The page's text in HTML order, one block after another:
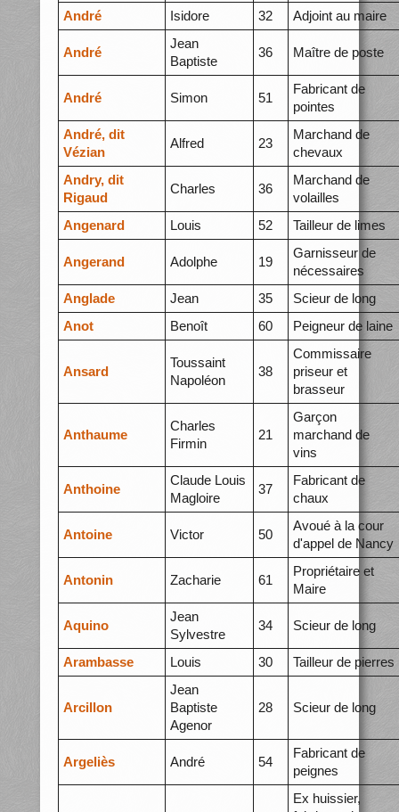
André Isidore 32 Adjoint au maire
André
Jean
Baptiste
36 Maître de poste
André Simon 51
Fabricant de
pointes
André, dit
Vézian
Alfred 23
Marchand de
chevaux
Andry, dit
Rigaud
Charles 36
Marchand de
volailles
Angenard
Louis 52 Tailleur de limes
Angerand Adolphe 19
Garnisseur de
nécessaires
Anglade
Jean 35
Scieur de long
Anot
Benoît 60 Peigneur de laine
Ansard
Toussaint
Napoléon
38
Commissaire
priseur et
brasseur
Anthaume
Charles
Firmin
21
Garçon
marchand de
vins
Anthoine
Claude Louis
Magloire
37
Fabricant de
chaux
Antoine Victor 50
Avoué à la cour
d'appel de Nancy
Antonin Zacharie 61
Propriétaire et
Maire
Aquino
Jean
Sylvestre
34 Scieur de long
Arambasse Louis 30 Tailleur de pierres
Arcillon
Jean
Baptiste
Agenor
28 Scieur de long
Argeliès André 54
Fabricant de
peignes
Ex huissier,